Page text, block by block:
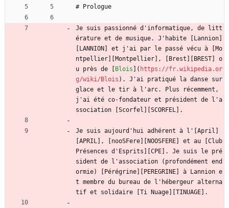
# Prologue
Je suis passionné d'informatique, de litt
érature et de musique. J'habite [Lannion]
[LANNION] et j'ai par le passé vécu à [Mo
ntpellier][Montpellier], [Brest][BREST] o
u près de [
Blois ]( https://fr.wikipedia.or
g/wiki/Blois ). J'ai pratiqué la danse sur
glace et le tir à l'arc. Plus récemment,
j'ai été co-fondateur et président de l'a
ssociation [Scorfel][SCORFEL].
Je suis aujourd'hui adhérent à l'[April]
[APRIL], [nooSFere][NOOSFERE] et au [Club
Présences d'Esprits][CPE]. Je suis le pré
sident de l'association (profondément end
ormie) [Pérégrine][PEREGRINE] à Lannion e
t membre du bureau de l'hébergeur alterna
tif et solidaire [Ti Nuage][TINUAGE].